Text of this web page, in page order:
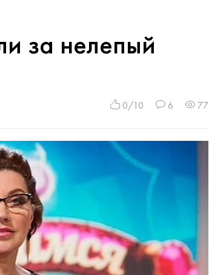
за нелепый
0/10 6 77